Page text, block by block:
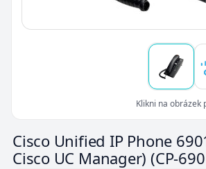
Klikni na obrázek
Cisco Unified IP Phone
Cisco UC Manager)(CP-